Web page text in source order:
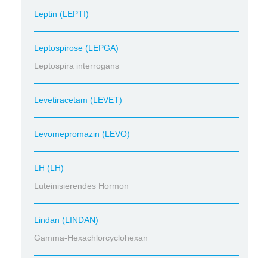
Leptin (LEPTI)
Leptospirose (LEPGA)
Leptospira interrogans
Levetiracetam (LEVET)
Levomepromazin (LEVO)
LH (LH)
Luteinisierendes Hormon
Lindan (LINDAN)
Gamma-Hexachlorcyclohexan